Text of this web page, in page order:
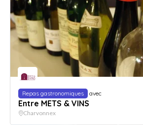
Repas gastronomiques avec
Entre METS & VINS
Charvonnex